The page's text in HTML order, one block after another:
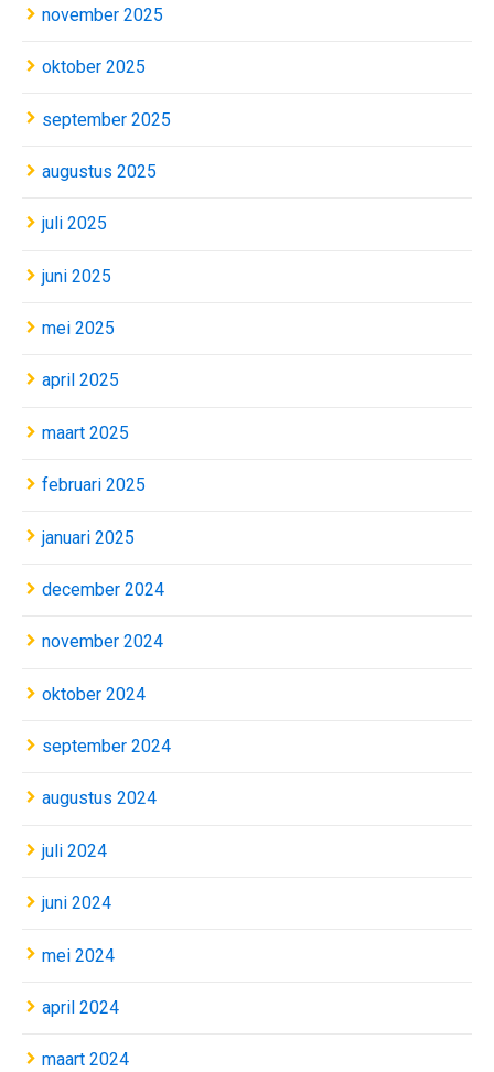
november 2025
oktober 2025
september 2025
augustus 2025
juli 2025
juni 2025
mei 2025
april 2025
maart 2025
februari 2025
januari 2025
december 2024
november 2024
oktober 2024
september 2024
augustus 2024
juli 2024
juni 2024
mei 2024
april 2024
maart 2024